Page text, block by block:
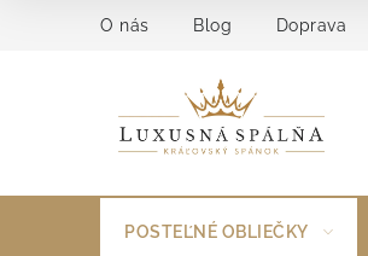
O nás Blog Doprava
POSTEĽNÉ OBLIEČKY